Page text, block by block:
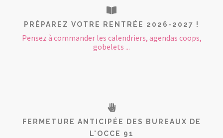
PRÉPAREZ VOTRE RENTRÉE 2026-2027 !
Pensez à commander les calendriers, agendas coops,
gobelets ...
FERMETURE ANTICIPÉE DES BUREAUX DE
L'OCCE 91